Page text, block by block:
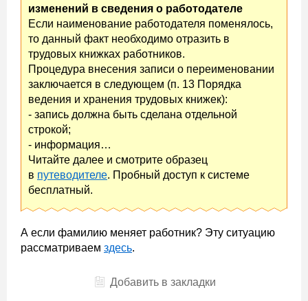
изменений в сведения о работодателе
Если наименование работодателя поменялось,
то данный факт необходимо отразить в
трудовых книжках работников.
Процедура внесения записи о переименовании
заключается в следующем (п. 13 Порядка
ведения и хранения трудовых книжек):
- запись должна быть сделана отдельной
строкой;
- информация…
Читайте далее и смотрите образец
в путеводителе. Пробный доступ к системе
бесплатный.
А если фамилию меняет работник? Эту ситуацию
рассматриваем здесь.
Добавить в закладки